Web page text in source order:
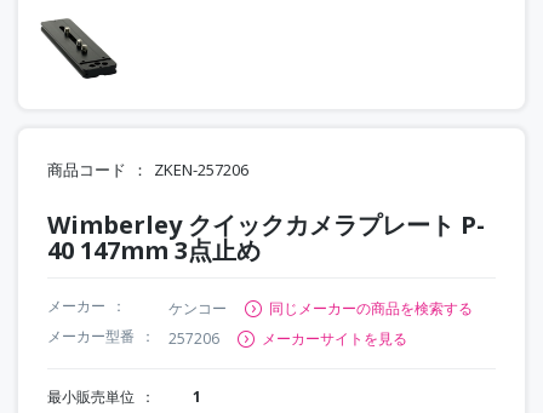
商品コード ZKEN-257206
Wimberley クイックカメラプレート P-
40 147mm 3点止め
メーカー ケンコー
同じメーカーの商品を検索する
メーカー型番
257206 メーカーサイトを見る
最小販売単位 1